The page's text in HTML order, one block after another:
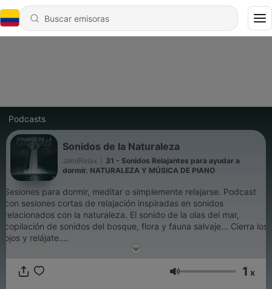
Podcasts
Sonidos de la Naturaleza
JamiRelax
31 - Sonidos Relajantes para ayudar a
dormir. NATURALEZA Y MÚSICA DE PIANO
Sesiones para dormir, meditar o simplemente relajarse. Podcast
con sesiones cortas de relajación inspiradas en sonidos
relacionados con la naturaleza. El sonido de la olas del mar,
copilación de sonidos del bosque, flora y fauna salvaje... Cierra los
ojos y relájate.
Volumen 1 x